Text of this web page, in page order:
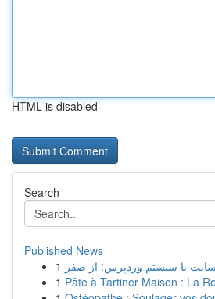
HTML is disabled
Search
Published News
1
1 Pâte à Tartiner Maison : La